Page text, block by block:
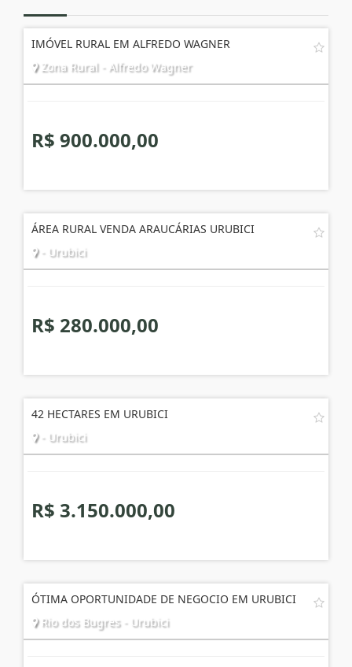
IMÓVEL RURAL EM ALFREDO WAGNER
Zona Rural - Alfredo Wagner
R$ 900.000,00
ÁREA RURAL VENDA ARAUCÁRIAS URUBICI
- Urubici
R$ 280.000,00
42 HECTARES EM URUBICI
- Urubici
R$ 3.150.000,00
ÓTIMA OPORTUNIDADE DE NEGOCIO EM URUBICI
Rio dos Bugres - Urubici